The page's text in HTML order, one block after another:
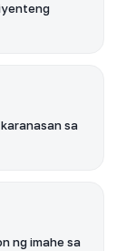
sa
ng imahe sa